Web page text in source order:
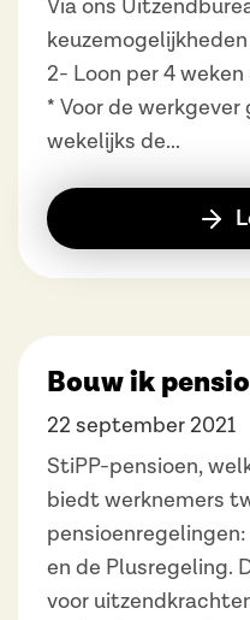
Via ons
2- Loon per 4
* Voor de
wekelijks de...
Bouw ik
22 september 2021
StiPP-pensioen,
biedt werknemers
en de Plusregeling.
voor